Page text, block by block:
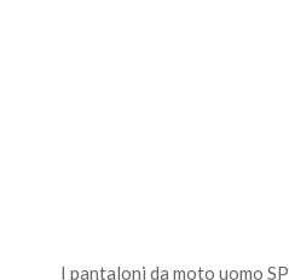
I pantaloni da moto uomo